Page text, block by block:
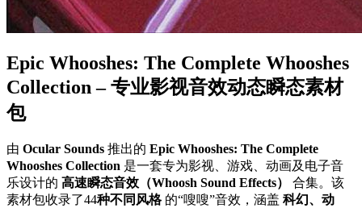
Epic Whooshes: The Complete Whooshes
Collection – 专业影视音效动态瞬态素材
包
由 Ocular Sounds 推出的 Epic Whooshes: The Complete
Whooshes Collection 是一套专为影视、游戏、动画及电子音
乐设计的 高速瞬态音效（Whoosh Sound Effects）
合集。该
素材包收录了44种不同风格的“嗖嗖”音效，涵盖 科幻、动